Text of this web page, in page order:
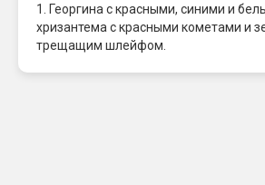
1. Георгина с красными, синими и
хризантема с красными кометами
трещащим шлейфом.